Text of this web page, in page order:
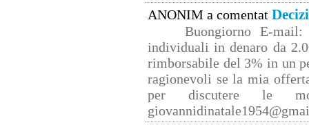
ANONIM a comentat
Buongiorno E-mail:
individuali in denaro da
rimborsabile del 3% in un
ragionevoli se la mia
per discutere le